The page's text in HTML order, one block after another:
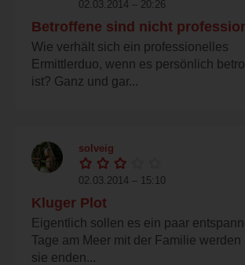
02.03.2014 – 20:26
Betroffene sind nicht
Wie verhält sich ein professionelles
Ermittlerduo, wenn es persönlich
ist? Ganz und gar...
solveig
02.03.2014 – 15:10
Kluger Plot
Eigentlich sollen es ein paar
Tage am Meer mit der Familie werden
sie enden...